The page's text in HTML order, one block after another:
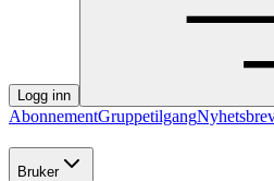
Logg inn
AbonnementGruppetilgang
Bruker